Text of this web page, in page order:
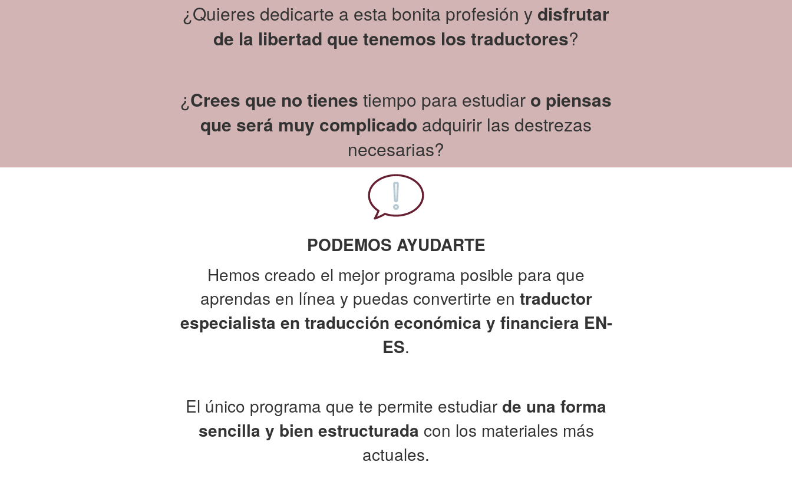
¿Quieres dedicarte a esta bonita profesión y disfrutar
de la libertad que tenemos los traductores?
¿Crees que no tienes tiempo para estudiar o piensas
que será muy complicado adquirir las destrezas
necesarias?
PODEMOS AYUDARTE
Hemos creado el mejor programa posible para que
aprendas en línea y puedas convertirte en traductor
especialista en traducción económica y financiera EN-
ES.
El único programa que te permite estudiar de una forma
sencilla y bien estructurada con los materiales más
actuales.